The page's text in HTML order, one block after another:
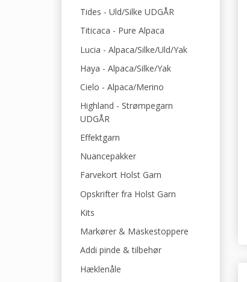
Tides - Uld/Silke UDGÅR
Titicaca - Pure Alpaca
Lucia - Alpaca/Silke/Uld/Yak
Haya - Alpaca/Silke/Yak
Cielo - Alpaca/Merino
Highland - Strømpegarn
UDGÅR
Effektgarn
Nuancepakker
Farvekort Holst Garn
Opskrifter fra Holst Garn
Kits
Markører & Maskestoppere
Addi pinde & tilbehør
Hæklenåle